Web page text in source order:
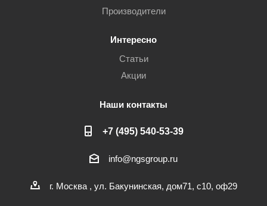
Производители
Интересно
Статьи
Акции
Наши контакты
+7 (495) 540-53-39
info@ngsgroup.ru
г. Москва , ул. Бакунинская, дом71, с10, оф29